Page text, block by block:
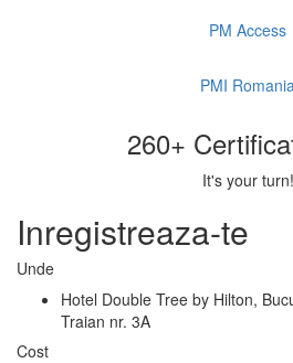
PM Access
PMI Romania
260+
It's your turn!
Inregistreaza-te
Unde
Hotel Double Tree by Hilton,
Traian nr. 3A
Cost